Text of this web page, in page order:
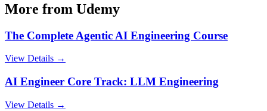
More from Udemy
The Complete Agentic AI Engineering Course
View Details →
AI Engineer Core Track: LLM Engineering
View Details →